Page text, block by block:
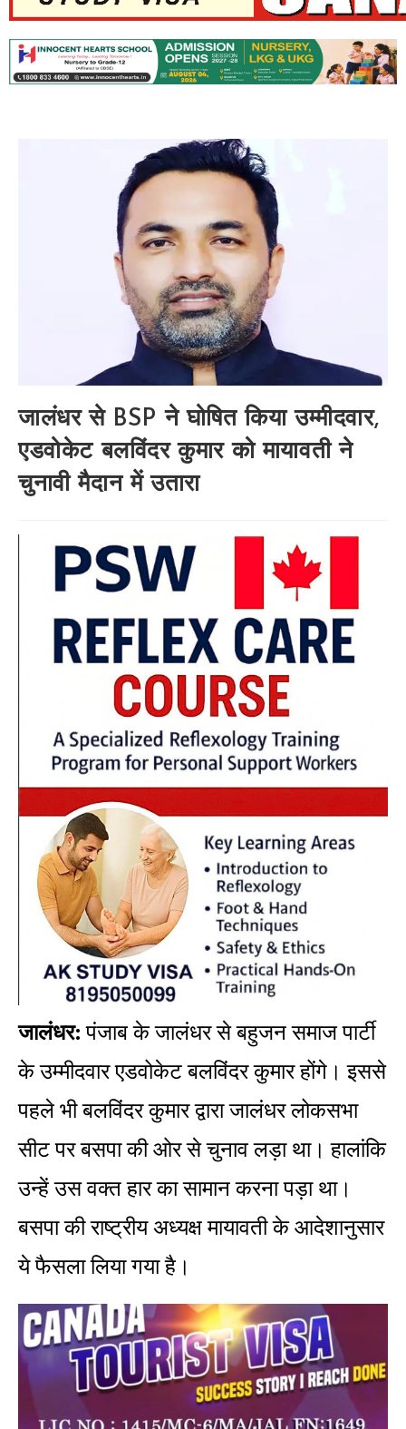
जालंधर से BSP ने घोषित किया उम्मीदवार,
एडवोकेट बलविंदर कुमार को मायावती ने
चुनावी मैदान में उतारा
जालंधर:पंजाब के जालंधर से बहुजन समाज पार्टी
के उम्मीदवार एडवोकेट बलविंदर कुमार होंगे। इससे
पहले भी बलविंदर कुमार द्वारा जालंधर लोकसभा
सीट पर बसपा की ओर से चुनाव लड़ा था। हालांकि
उन्हें उस वक्त हार का सामान करना पड़ा था।
बसपा की राष्ट्रीय अध्यक्ष मायावती के आदेशानुसार
ये फैसला लिया गया है।